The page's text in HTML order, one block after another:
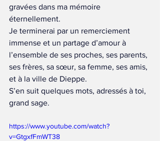
gravées dans ma mémoire
éternellement.
Je terminerai par un remerciement
immense et un partage d’amour à
l’ensemble de ses proches, ses parents,
ses frères, sa sœur, sa femme, ses amis,
et à la ville de Dieppe.
S’en suit quelques mots, adressés à toi,
grand sage.
https://www.youtube.com/watch?
v=GtgxfFmWT38